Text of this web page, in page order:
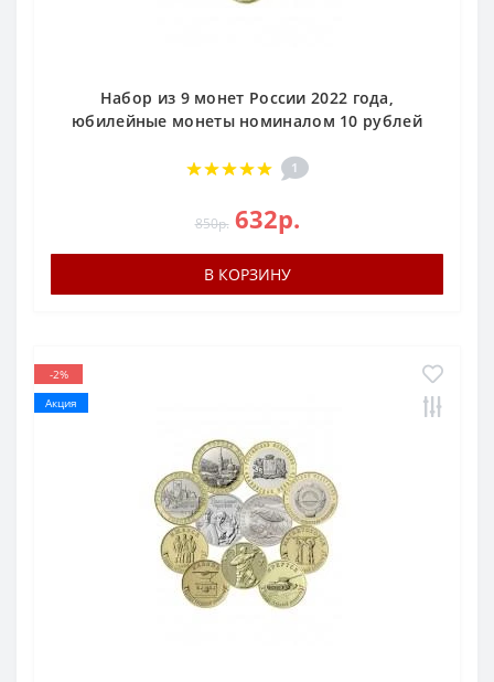
Набор из 9 монет России 2022 года,
юбилейные монеты номиналом 10 рублей
1
850р. 632р.
В КОРЗИНУ
-2%
Акция